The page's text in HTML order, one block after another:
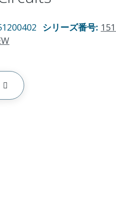
シリーズ番号: